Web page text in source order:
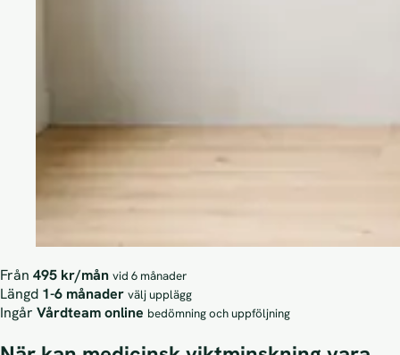
Från 495 kr/mån vid 6 månader
Längd 1-6 månader välj upplägg
Ingår Vårdteam online bedömning och uppföljning